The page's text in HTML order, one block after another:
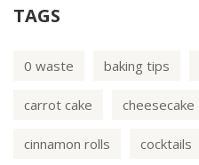
TAGS
0 waste baking tips
carrot cake cheesecake
cinnamon rolls cocktails